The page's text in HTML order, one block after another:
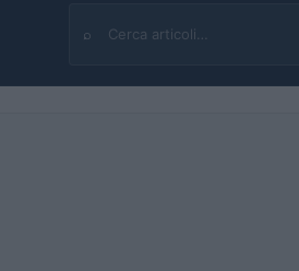
⌕
Cerca